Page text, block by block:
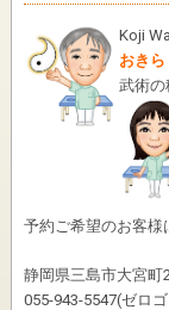
Koji
おき
武術の
予約ご希望のお客様
静岡県三島市大宮町
055-943-5547(ゼロ